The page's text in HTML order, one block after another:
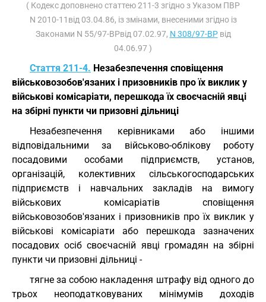
( Кодекс доповнено статтею 211-3 згідно з Указом ПВР
N 2010-11від 03.04.86, із змінами, внесеними згідно із
Законами N 55/97-ВРвід 07.02.97, N 308/97-ВРвід
04.06.97 )
Стаття 211-4. Незабезпечення сповіщення
військовозобов'язаних і призовників про їх виклик у
військові комісаріати, перешкода їх своєчасній явці
на збірні пункти чи призовні дільниці
Незабезпечення керівниками або іншими
відповідальними за військово-облікову роботу
посадовими особами підприємств, установ,
організацій, колективних сільськогосподарських
підприємств і навчальних закладів на вимогу
військових комісаріатів сповіщення
військовозобов'язаних і призовників про їх виклик у
військові комісаріати або перешкода зазначених
посадових осіб своєчасній явці громадян на збірні
пункти чи призовні дільниці -
тягне за собою накладення штрафу від одного до
трьох неоподатковуваних мінімумів доходів